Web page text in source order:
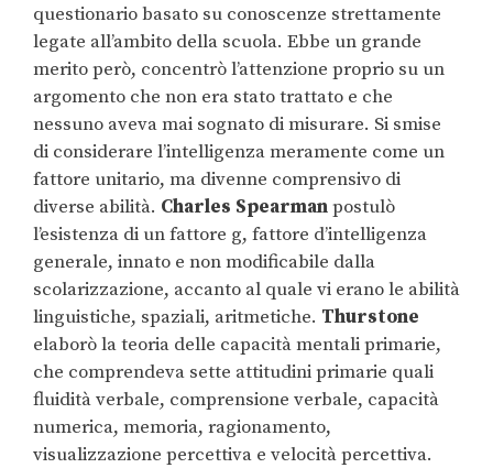
questionario basato su conoscenze strettamente
legate all’ambito della scuola. Ebbe un grande
merito però, concentrò l’attenzione proprio su un
argomento che non era stato trattato e che
nessuno aveva mai sognato di misurare. Si smise
di considerare l’intelligenza meramente come un
fattore unitario, ma divenne comprensivo di
diverse abilità. Charles Spearmanpostulò
l’esistenza di un fattore g, fattore d’intelligenza
generale, innato e non modificabile dalla
scolarizzazione, accanto al quale vi erano le abilità
linguistiche, spaziali, aritmetiche. Thurstone
elaborò la teoria delle capacità mentali primarie,
che comprendeva sette attitudini primarie quali
fluidità verbale, comprensione verbale, capacità
numerica, memoria, ragionamento,
visualizzazione percettiva e velocità percettiva.